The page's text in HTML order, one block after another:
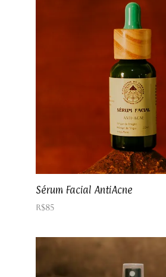
Sérum Facial AntiAcne
R$85